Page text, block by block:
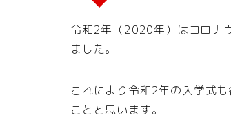
令和2年（2020年）はコロナ
ました。
これにより令和2年の入学式
ことと思います。